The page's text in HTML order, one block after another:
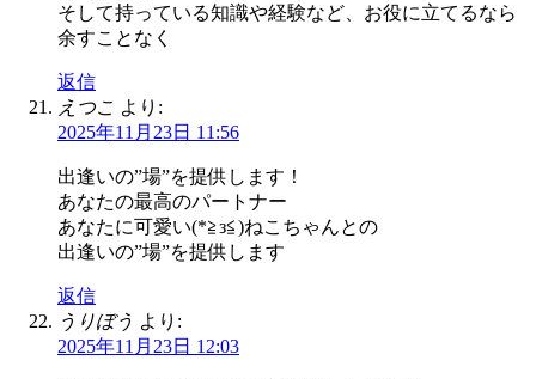
そして持っている知識や経験など、お役に立てるなら
余すことなく
返信
えつこ より:
2025年11月23日 11:56
出逢いの”場”を提供します！
あなたの最高のパートナー
あなたに可愛い(*≧з≦)ねこちゃんとの
出逢いの”場”を提供します
返信
うりぼう より:
2025年11月23日 12:03